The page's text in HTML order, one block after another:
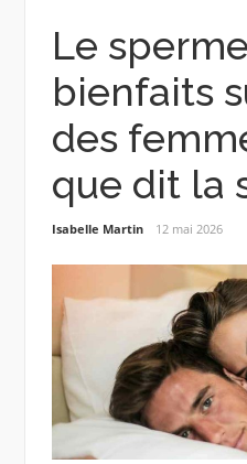
Le
bienfaits
des
que dit la
Isabelle Martin 12 mai 2026